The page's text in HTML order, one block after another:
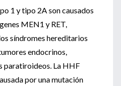
1 y tipo 2A son causados
MEN1 y RET,
síndromes hereditarios
endocrinos,
paratiroideos. La HHF
por una mutación